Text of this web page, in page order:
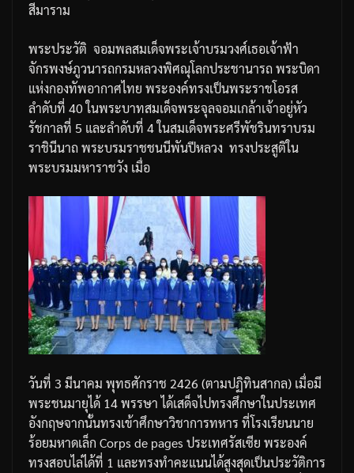
สีมาราม
พระประวัติ จอมพลสมเด็จพระเจ้าบรมวงศ์เธอเจ้าฟ้า
จักรพงษ์ภูวนารถกรมหลวงพิศณุโลกประชานารถ พระบิดา
แห่งกองทัพอากาศไทย พระองค์ทรงเป็นพระราชโอรส
ลำดับที่ 40ในพระบาทสมเด็จพระจุลจอมเกล้าเจ้าอยู่หัว
รัชกาลที่ 5 และลำดับที่ 4ในสมเด็จพระศรีพัชรินทราบรม
ราชินีนาถ พระบรมราชชนนีพันปีหลวง ทรงประสูติใน
พระบรมมหาราชวัง เมื่อ
วันที่ 3 มีนาคม พุทธศักราช 2426 (ตามปฏิทินสากล) เมื่อมี
พระชนมายุได้ 14พรรษา ได้เสด็จไปทรงศึกษาในประเทศ
อังกฤษจากนั้นทรงเข้าศึกษาวิชาการทหาร ที่โรงเรียนนาย
ร้อยมหาดเล็ก Corps de pages ประเทศรัสเซีย พระองค์
ทรงสอบไล่ได้ที่ 1 และทรงทำคะแนนได้สูงสุดเป็นประวัติการ